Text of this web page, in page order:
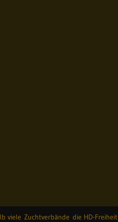
viele Zuchtverbände die HD-Freiheit